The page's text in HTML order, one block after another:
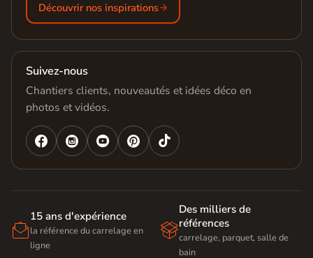
Découvrir nos inspirations
Suivez-nous
Chantiers clients, nouveautés et idées déco en
photos et vidéos.
   

15 ans d'expérience
la référence du carrelage en
ligne

Des milliers de
références
carrelage, parquet, salle de
bain